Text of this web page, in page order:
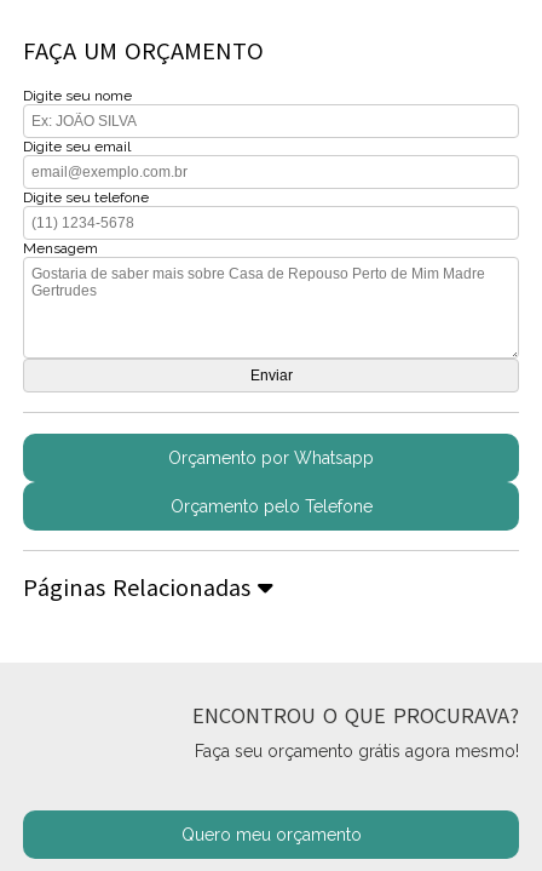
FAÇA UM ORÇAMENTO
Digite seu nome
Digite seu email
Digite seu telefone
Mensagem
Orçamento por Whatsapp
Orçamento pelo Telefone
Páginas Relacionadas
ENCONTROU O QUE PROCURAVA?
Faça seu orçamento grátis agora mesmo!
Quero meu orçamento